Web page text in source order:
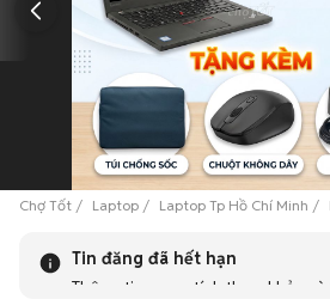
Chợ Tốt Laptop Laptop Tp Hồ Chí Minh
Tin đăng đã hết hạn
Thông tin mang tính tham khảo và